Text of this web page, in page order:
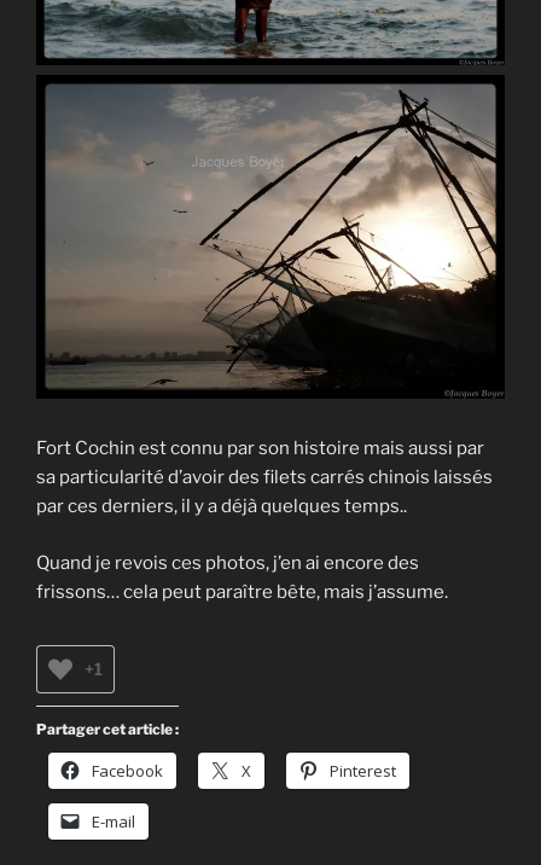
Fort Cochin est connu par son histoire mais aussi par
sa particularité d’avoir des filets carrés chinois laissés
par ces derniers, il y a déjà quelques temps..
Quand je revois ces photos, j’en ai encore des
frissons… cela peut paraître bête, mais j’assume.
+1
Partager cet article :
Facebook X Pinterest
E-mail